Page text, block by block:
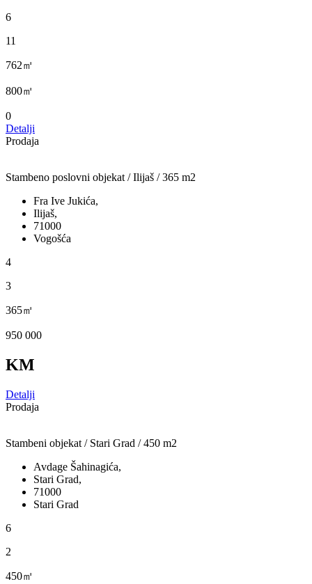
6
11
762㎡
800㎡
0
Detalji
Prodaja
Stambeno poslovni objekat / Ilijaš / 365 m2
Fra Ive Jukića,
Ilijaš,
71000
Vogošća
4
3
365㎡
950 000
KM
Detalji
Prodaja
Stambeni objekat / Stari Grad / 450 m2
Avdage Šahinagića,
Stari Grad,
71000
Stari Grad
6
2
450㎡